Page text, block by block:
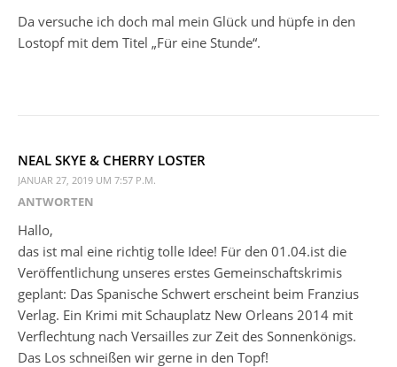
Da versuche ich doch mal mein Glück und hüpfe in den
Lostopf mit dem Titel „Für eine Stunde“.
NEAL SKYE & CHERRY LOSTER
JANUAR 27, 2019 UM 7:57 P.M.
ANTWORTEN
Hallo,
das ist mal eine richtig tolle Idee! Für den 01.04.ist die
Veröffentlichung unseres erstes Gemeinschaftskrimis
geplant: Das Spanische Schwert erscheint beim Franzius
Verlag. Ein Krimi mit Schauplatz New Orleans 2014 mit
Verflechtung nach Versailles zur Zeit des Sonnenkönigs.
Das Los schneißen wir gerne in den Topf!